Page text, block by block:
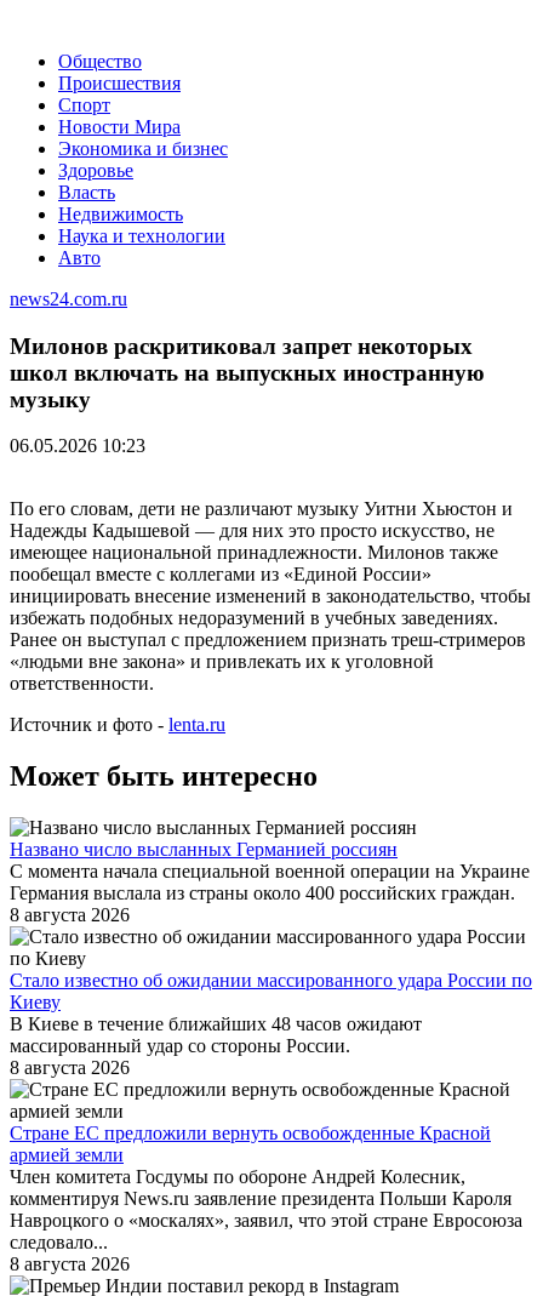
Общество
Происшествия
Спорт
Новости Мира
Экономика и бизнес
Здоровье
Власть
Недвижимость
Наука и технологии
Авто
news24.com.ru
Милонов раскритиковал запрет некоторых
школ включать на выпускных иностранную
музыку
06.05.2026 10:23
По его словам, дети не различают музыку Уитни Хьюстон и
Надежды Кадышевой — для них это просто искусство, не
имеющее национальной принадлежности. Милонов также
пообещал вместе с коллегами из «Единой России»
инициировать внесение изменений в законодательство, чтобы
избежать подобных недоразумений в учебных заведениях.
Ранее он выступал с предложением признать треш-стримеров
«людьми вне закона» и привлекать их к уголовной
ответственности.
Источник и фото - lenta.ru
Может быть интересно
Названо число высланных Германией россиян
С момента начала специальной военной операции на Украине
Германия выслала из страны около 400 российских граждан.
8 августа 2026
Стало известно об ожидании массированного удара России по
Киеву
В Киеве в течение ближайших 48 часов ожидают
массированный удар со стороны России.
8 августа 2026
Стране ЕС предложили вернуть освобожденные Красной
армией земли
Член комитета Госдумы по обороне Андрей Колесник,
комментируя News.ru заявление президента Польши Кароля
Навроцкого о «москалях», заявил, что этой стране Евросоюза
следовало...
8 августа 2026